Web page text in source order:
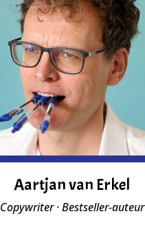
Aartjan van Erkel
Copywriter · Bestseller-auteur